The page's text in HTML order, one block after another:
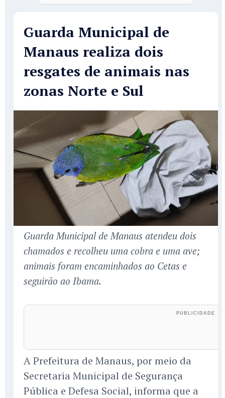
Guarda Municipal de
Manaus realiza dois
resgates de animais nas
zonas Norte e Sul
Guarda Municipal de Manaus atendeu dois
chamados e recolheu uma cobra e uma ave;
animais foram encaminhados ao Cetas e
seguirão ao Ibama.
A Prefeitura de Manaus, por meio da
Secretaria Municipal de Segurança
Pública e Defesa Social, informa que a